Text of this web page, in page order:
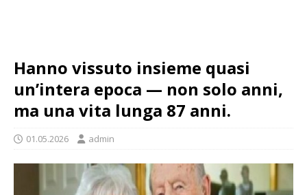
Hanno vissuto insieme quasi
un’intera epoca — non solo anni,
ma una vita lunga 87 anni.
01.05.2026 admin